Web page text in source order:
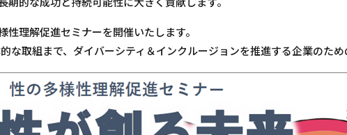
理解促進セミナーを開催いたします。
な取組まで、ダイバーシティ＆インクルージョンを推進する企業のため